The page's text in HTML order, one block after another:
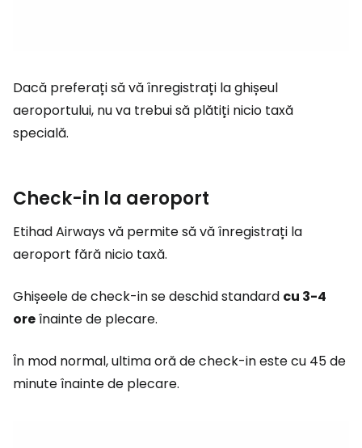
Dacă preferați să vă înregistrați la ghișeul
aeroportului, nu va trebui să plătiți nicio taxă
specială.
Check-in la aeroport
Etihad Airways vă permite să vă înregistrați la
aeroport fără nicio taxă.
Ghișeele de check-in se deschid standard cu 3-4
oreînainte de plecare.
În mod normal, ultima oră de check-in este cu 45 de
minute înainte de plecare.